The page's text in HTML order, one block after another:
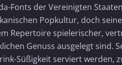
Fonts der Vereinigten
Popkultur, doch
Repertoire spielerischer,
Genuss ausgelegt sind.
Süßigkeit serviert werden,